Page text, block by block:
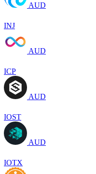
AUD
INJ
AUD
ICP
AUD
IOST
AUD
IOTX